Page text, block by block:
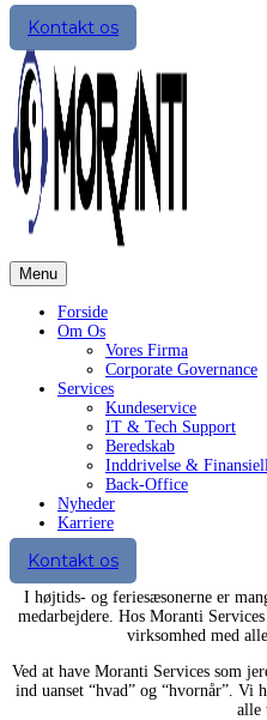
Kontakt os
Menu
Forside
Om Os
Vores Firma
Corporate Governance
Services
Kundeservice
IT & Tech Support
Beredskab
Inddrivelse &
Back-Office
Nyheder
Karriere
Kontakt os
I højtids- og feriesæsonerne er
medarbejdere. Hos Moranti
virksomhed med
Ved at have Moranti Services som
ind uanset “hvad” og “hvornår”. Vi
alle